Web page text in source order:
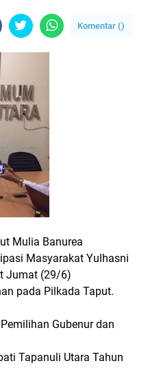
Komentar ()
Mulia Banurea
Masyarakat Yulhasni
Jumat (29/6)
pada Pilkada Taput.
Gubenur dan
Tapanuli Utara Tahun